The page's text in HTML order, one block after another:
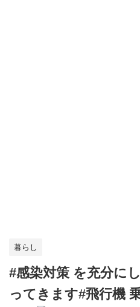
暮らし
#感染対策 を充分に
ってきます#飛行機